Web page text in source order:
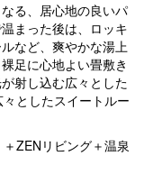
る、居心地の良いパ
まった後は、ロッキ
など、爽やかな湯上
足に心地よい畳敷き
射し込む広々とした
としたスイートルー
ZENリビング＋温泉